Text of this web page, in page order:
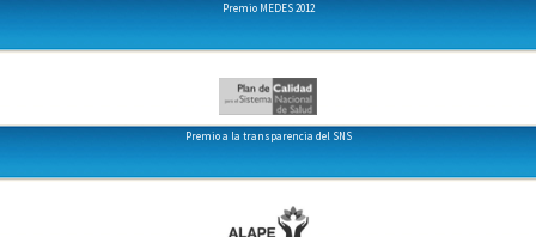
Premio MEDES 2012
Premio a la transparencia del SNS